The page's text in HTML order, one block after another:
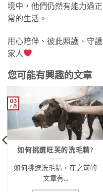
境中，他們仍然有能力過正
常的生活。
用心陪伴、彼此照護、守護
家人
您可能有興趣的文章
如何挑選旺芙的洗毛精?
如何挑選洗毛精，在之前的
文章有...
03
7 月